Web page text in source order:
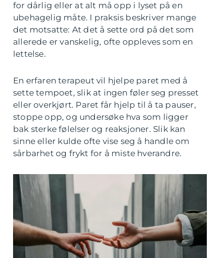
for dårlig eller at alt må opp i lyset på en
ubehagelig måte. I praksis beskriver mange
det motsatte: At det å sette ord på det som
allerede er vanskelig, ofte oppleves som en
lettelse.
En erfaren terapeut vil hjelpe paret med å
sette tempoet, slik at ingen føler seg presset
eller overkjørt. Paret får hjelp til å ta pauser,
stoppe opp, og undersøke hva som ligger
bak sterke følelser og reaksjoner. Slik kan
sinne eller kulde ofte vise seg å handle om
sårbarhet og frykt for å miste hverandre.